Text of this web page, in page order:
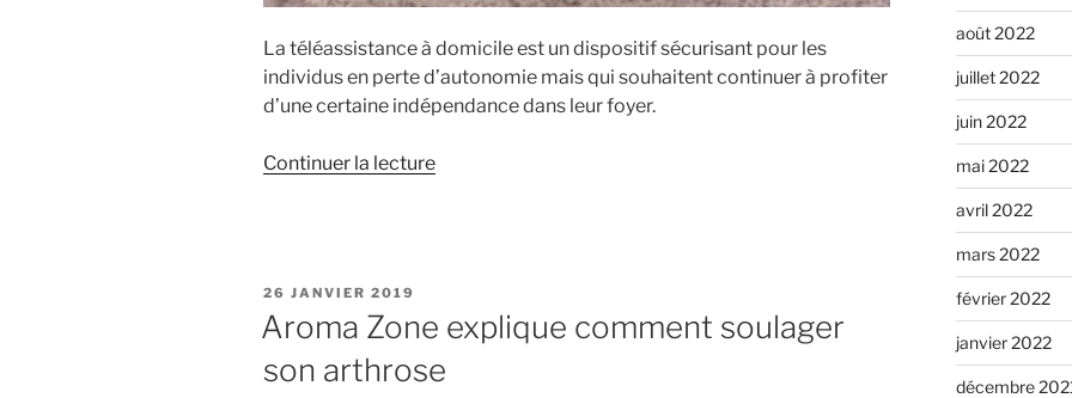
La téléassistance à domicile est un dispositif sécurisant pour les
individus en perte d’autonomie mais qui souhaitent continuer à profiter
d’une certaine indépendance dans leur foyer.
Continuer la lecturede
chutes
pour
PUBLIÉ
LE
26 JANVIER 2019
Aroma Zone explique comment soulager
son arthrose
août 2022
juillet 2022
juin 2022
mai 2022
avril 2022
mars 2022
février 2022
janvier 2022
décembre